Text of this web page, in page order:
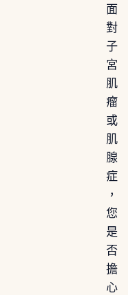
面
對
子
宮
肌
瘤
或
肌
腺
症
，
您
是
否
擔
心